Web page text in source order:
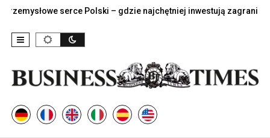
serce Polski – gdzie najchętniej inwestują zagraniczne…